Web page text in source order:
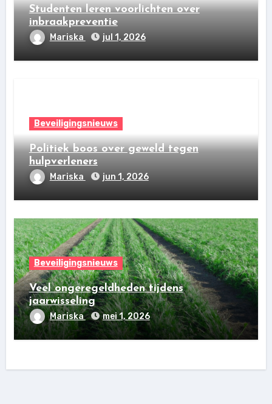
Studenten leren voorlichten over
inbraakpreventie
Mariska jul 1, 2026
Beveiligingsnieuws
Politiek boos over geweld tegen
hulpverleners
Mariska jun 1, 2026
Beveiligingsnieuws
Veel ongeregeldheden tijdens
jaarwisseling
Mariska mei 1, 2026